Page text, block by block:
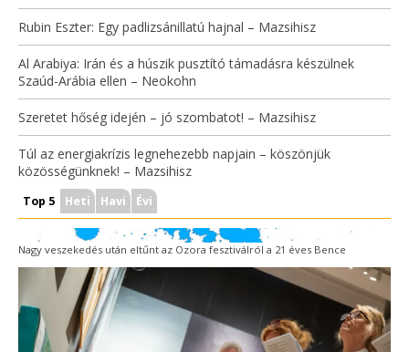
Rubin Eszter: Egy padlizsánillatú hajnal – Mazsihisz
Al Arabiya: Irán és a húszik pusztító támadásra készülnek
Szaúd-Arábia ellen – Neokohn
Szeretet hőség idején – jó szombatot! – Mazsihisz
Túl az energiakrízis legnehezebb napjain – köszönjük
közösségünknek! – Mazsihisz
Top 5 Heti Havi Évi
Nagy veszekedés után eltűnt az Ozora fesztiválról a 21 éves Bence